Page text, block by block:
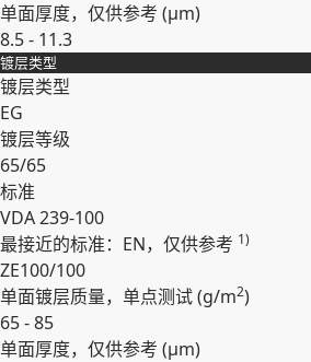
单面厚度，仅供参考 (µm)
8.5 - 11.3
展开
镀层类型
镀层类型
EG
镀层等级
65/65
标准
VDA 239-100
最接近的标准：EN，仅供参考 1)
ZE100/100
单面镀层质量，单点测试 (g/m2)
65 - 85
单面厚度，仅供参考 (µm)